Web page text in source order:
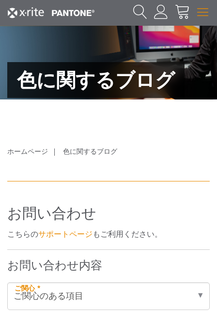
色に関するブログ
ホームページ 色に関するブログ
お問い合わせ
こちらのサポートページ もご利用ください。
お問い合わせ内容
ご関心 *